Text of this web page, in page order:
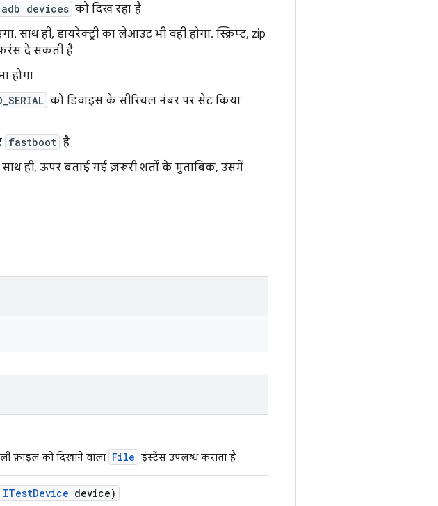
adb devices को दिख रहा है
साथ ही, डायरेक्ट्री का लेआउट भी वही होगा. स्क्रिप्ट, zip
दे सकती है
होगा
को डिवाइस के सीरियल नंबर पर सेट किया
fastboot है
ही, ऊपर बताई गई ज़रूरी शर्तों के मुताबिक, उसमें
फ़ाइल को दिखाने वाला File इंस्टेंस उपलब्ध कराता है
ITestDevice device)